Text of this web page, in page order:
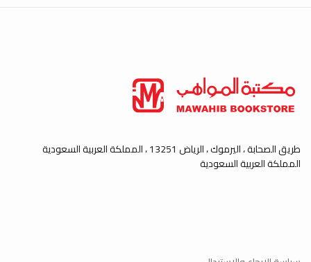
طريق الصحابة ، اليرموك ، الرياض 13251 ، المملكة العربية السعودية
المملكة العربية السعودية